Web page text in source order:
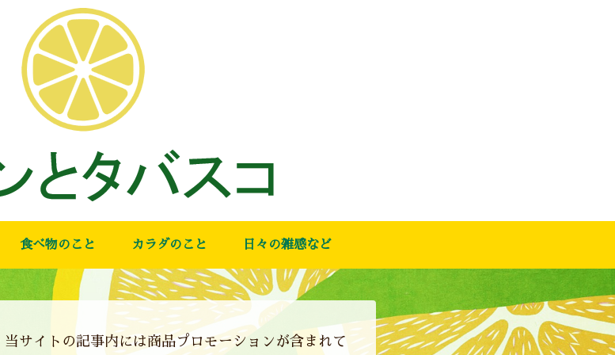
食べ物のこと カラダのこと 日々の雑感など
当サイトの記事内には商品プロモーションが含まれて